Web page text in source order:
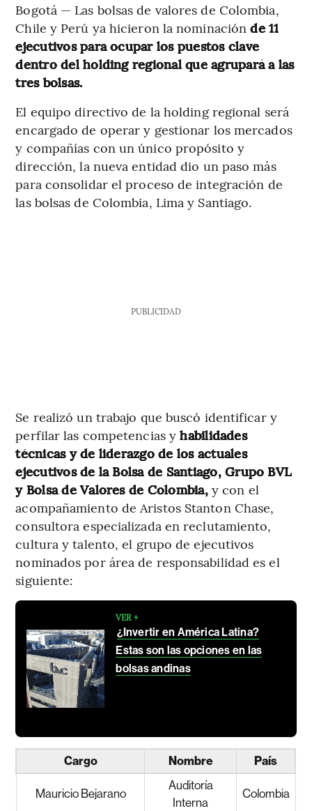
Bogotá — Las bolsas de valores de Colombia,
Chile y Perú ya hicieron la nominación de 11
ejecutivos para ocupar los puestos clave
dentro del holding regional que agrupará a las
tres bolsas.
El equipo directivo de la holding regional será
encargado de operar y gestionar los mercados
y compañías con un único propósito y
dirección, la nueva entidad dio un paso más
para consolidar el proceso de integración de
las bolsas de Colombia, Lima y Santiago.
PUBLICIDAD
Se realizó un trabajo que buscó identificar y
perfilar las competencias y habilidades
técnicas y de liderazgo de los actuales
ejecutivos de la Bolsa de Santiago, Grupo BVL
y Bolsa de Valores de Colombia,y con el
acompañamiento de Aristos Stanton Chase,
consultora especializada en reclutamiento,
cultura y talento, el grupo de ejecutivos
nominados por área de responsabilidad es el
siguiente:
VER +
¿Invertir en América Latina?
Estas son las opciones en las
bolsas andinas
Cargo Nombre País
Mauricio Bejarano
Auditoría
Interna
Colombia